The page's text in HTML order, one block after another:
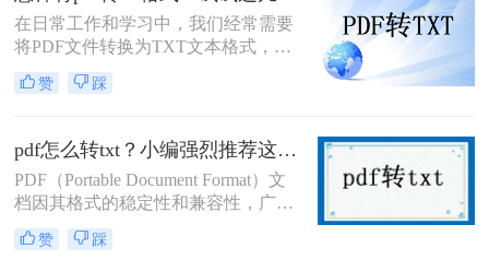
PDF文件转换为TXT格式，例如为了
进行文本分析或编辑。那么pdf怎么转
txt呢？以下是将PDF转换为TXT的几
种方法。
在日常工作和学习中，我们经常需要
将PDF文件转换为TXT文本格式，以
便于编辑、搜索或仅作为纯文本数据
进行存储。PDF（Portable Document
保持文档原貌的能力而广受欢迎，但
TXT格式因其简单、易读和易编辑的
特点，在特定场景下更为适用。那么
怎样将pdf转txt格式呢？本文将详细介
绍几种将PDF转换为TXT格式的方
法，帮助您轻松完成这一转换过程。
赞 踩
pdf怎么转txt？小编强烈推荐这三种方法！
PDF（Portable Document Format）文
档因其格式的稳定性和兼容性，广泛
应用于各个领域。然而，有时我们可
能需要将PDF文件转换为TXT纯文本
赞 踩